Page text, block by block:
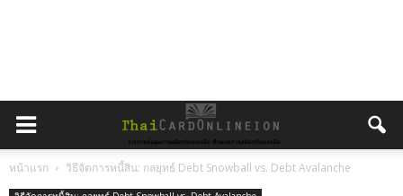
หน้าแรก วิธีจัดการหนี้สิน: กลยุทธ์ Debt Snowball vs. Debt Avalanche